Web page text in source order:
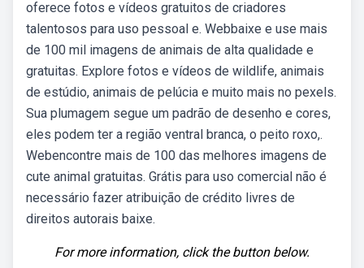
oferece fotos e vídeos gratuitos de criadores
talentosos para uso pessoal e. Webbaixe e use mais
de 100 mil imagens de animais de alta qualidade e
gratuitas. Explore fotos e vídeos de wildlife, animais
de estúdio, animais de pelúcia e muito mais no pexels.
Sua plumagem segue um padrão de desenho e cores,
eles podem ter a região ventral branca, o peito roxo,.
Webencontre mais de 100 das melhores imagens de
cute animal gratuitas. Grátis para uso comercial não é
necessário fazer atribuição de crédito livres de
direitos autorais baixe.
For more information, click the button below.